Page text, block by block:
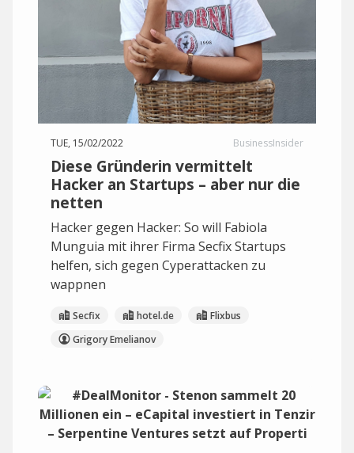
TUE, 15/02/2022 BusinessInsider
Diese Gründerin vermittelt
Hacker an Startups – aber nur die
netten
Hacker gegen Hacker: So will Fabiola
Munguia mit ihrer Firma Secfix Startups
helfen, sich gegen Cyperattacken zu
wappnen
Secfix hotel.de
Flixbus
Grigory Emelianov